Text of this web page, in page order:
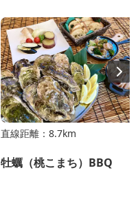
直線距離：8.7km
牡蠣（桃こまち）BBQ